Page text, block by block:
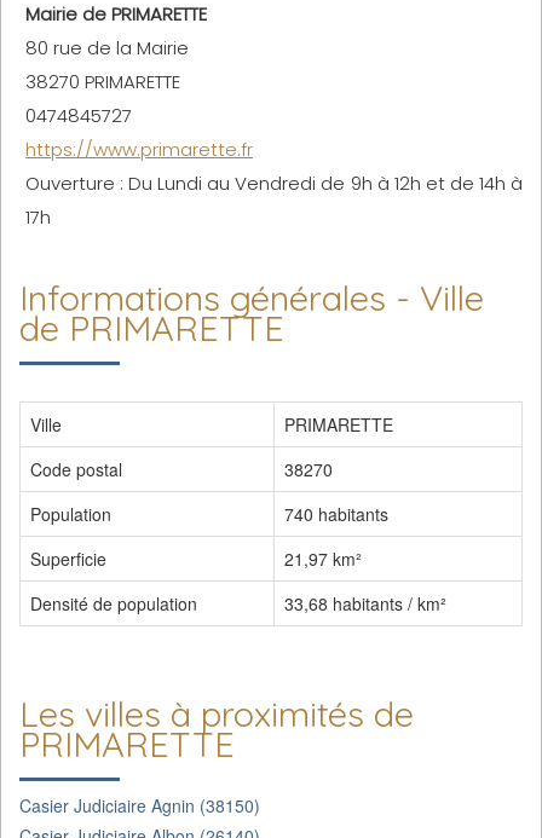
Mairie de PRIMARETTE
80 rue de la Mairie
38270 PRIMARETTE
0474845727
https://www.primarette.fr
Ouverture : Du Lundi au Vendredi de 9h à 12h et de 14h à
17h
Informations générales - Ville
de PRIMARETTE
Ville
PRIMARETTE
Code postal
38270
Population
740 habitants
Superficie
21,97 km²
Densité de population
33,68 habitants / km²
Les villes à proximités de
PRIMARETTE
Casier Judiciaire Agnin (38150)